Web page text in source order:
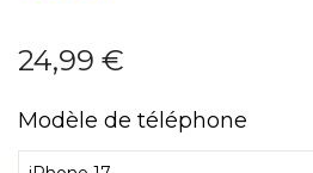
24,99 €
Modèle de téléphone